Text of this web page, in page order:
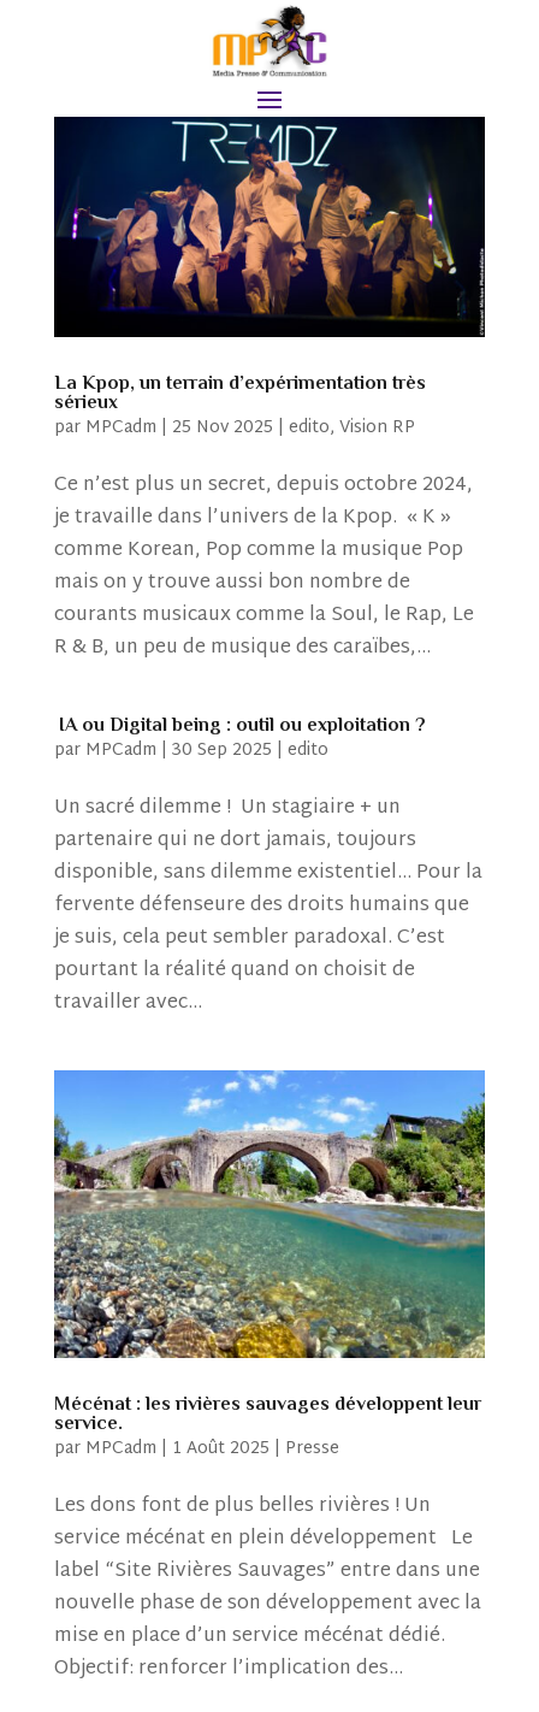
La Kpop, un terrain d’expérimentation très
sérieux
par MPCadm | 25 Nov 2025 | edito, Vision RP
Ce n’est plus un secret, depuis octobre 2024,
je travaille dans l’univers de la Kpop. « K »
comme Korean, Pop comme la musique Pop
mais on y trouve aussi bon nombre de
courants musicaux comme la Soul, le Rap, Le
R & B, un peu de musique des caraïbes,...
IA ou Digital being : outil ou exploitation ?
par MPCadm | 30 Sep 2025 | edito
Un sacré dilemme ! Un stagiaire + un
partenaire qui ne dort jamais, toujours
disponible, sans dilemme existentiel… Pour la
fervente défenseure des droits humains que
je suis, cela peut sembler paradoxal. C’est
pourtant la réalité quand on choisit de
travailler avec...
Mécénat : les rivières sauvages développent leur
service.
par MPCadm | 1 Août 2025 | Presse
Les dons font de plus belles rivières ! Un
service mécénat en plein développement Le
label “Site Rivières Sauvages” entre dans une
nouvelle phase de son développement avec la
mise en place d’un service mécénat dédié.
Objectif: renforcer l’implication des...